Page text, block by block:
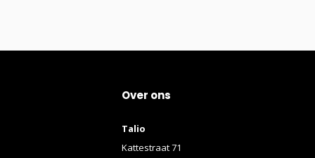
Over ons
Talio
Kattestraat 71